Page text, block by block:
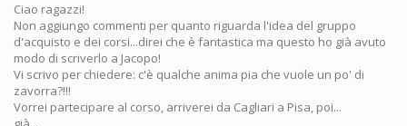
Ciao ragazzi!
Non aggiungo commenti per quanto riguarda l'idea del gruppo
d'acquisto e dei corsi...direi che è fantastica ma questo ho già avuto
modo di scriverlo a Jacopo!
Vi scrivo per chiedere: c'è qualche anima pia che vuole un po' di
zavorra?!!!
Vorrei partecipare al corso, arriverei da Cagliari a Pisa, poi...